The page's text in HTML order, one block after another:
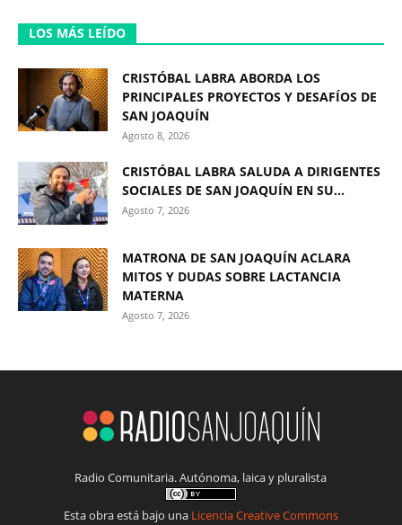
LOS MÁS LEÍDO
CRISTÓBAL LABRA ABORDA LOS
PRINCIPALES PROYECTOS Y DESAFÍOS DE
SAN JOAQUÍN
Agosto 8, 2026
CRISTÓBAL LABRA SALUDA A DIRIGENTES
SOCIALES DE SAN JOAQUÍN EN SU...
Agosto 7, 2026
MATRONA DE SAN JOAQUÍN ACLARA
MITOS Y DUDAS SOBRE LACTANCIA
MATERNA
Agosto 7, 2026
Radio Comunitaria. Autónoma, laica y pluralista
Esta obra está bajo una Licencia Creative Commons